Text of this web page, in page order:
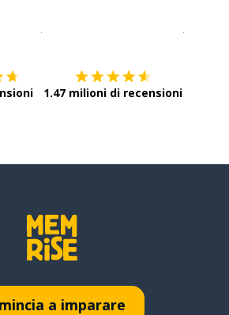
1.47 milioni di recensioni
a imparare